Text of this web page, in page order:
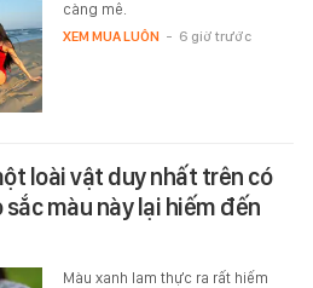
càng mê.
XEM MUA LUÔN - 6 giờ trước
loài vật duy nhất trên có
sắc màu này lại hiếm đến
Màu xanh lam thực ra rất hiếm